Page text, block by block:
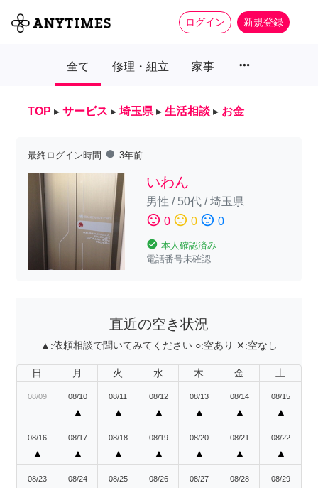
ログイン 新規登録
全て 修理・組立 家事 more_horiz
TOP ▸ サービス ▸ 埼玉県 ▸ 生活相談 ▸ お金
最終ログイン時間 fiber_manual_record 3年前
いわん
男性 / 50代/埼玉県
sentiment_satisfied 0 sentiment_neutral 0 sentiment_dissatisfied 0
check_circle 本人確認済み
電話番号未確認
直近の空き状況
▲:依頼相談で聞いてみてください ○:空あり ✕:空なし
日 月 火 水 木 金 土
08/09 08/10
▲
08/11
▲
08/12
▲
08/13
▲
08/14
▲
08/15
▲
08/16
▲
08/17
▲
08/18
▲
08/19
▲
08/20
▲
08/21
▲
08/22
▲
08/23 08/24 08/25 08/26 08/27 08/28 08/29